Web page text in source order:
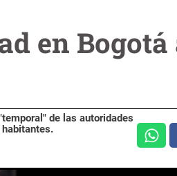
en Bogotá
de las autoridades